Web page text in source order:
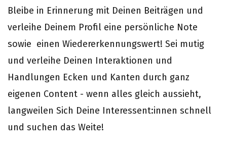
Bleibe in Erinnerung mit Deinen Beiträgen und
verleihe Deinem Profil eine persönliche Note
sowie einen Wiedererkennungswert! Sei mutig
und verleihe Deinen Interaktionen und
Handlungen Ecken und Kanten durch ganz
eigenen Content - wenn alles gleich aussieht,
langweilen Sich Deine Interessent:innen schnell
und suchen das Weite!